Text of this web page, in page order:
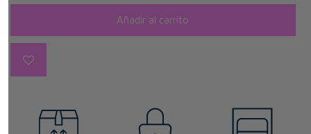
Añadir al carrito